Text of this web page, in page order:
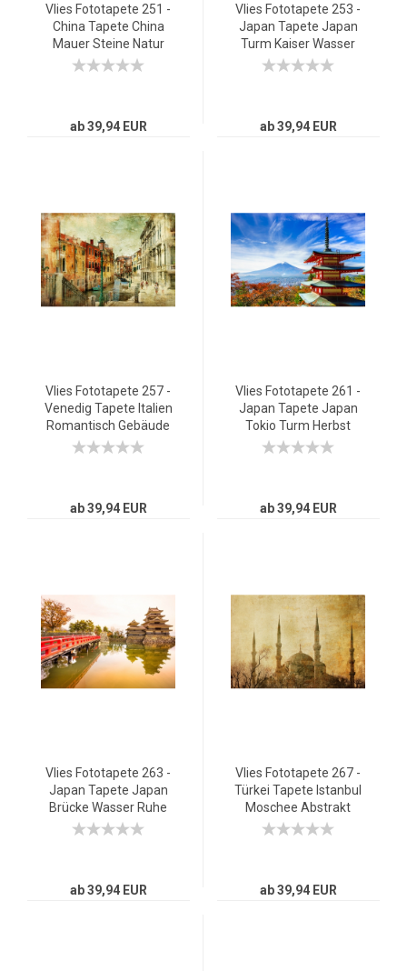
Vlies Fototapete 251 -
China Tapete China
Mauer Steine Natur
Ausblick grau
ab 39,94 EUR
Vlies Fototapete 253 -
Japan Tapete Japan
Turm Kaiser Wasser
Natur orange
ab 39,94 EUR
Vlies Fototapete 257 -
Venedig Tapete Italien
Romantisch Gebäude
braun
ab 39,94 EUR
Vlies Fototapete 261 -
Japan Tapete Japan
Tokio Turm Herbst
Himmel Ausblick braun
ab 39,94 EUR
Vlies Fototapete 263 -
Japan Tapete Japan
Brücke Wasser Ruhe
Romantisch lila
ab 39,94 EUR
Vlies Fototapete 267 -
Türkei Tapete Istanbul
Moschee Abstrakt
Beige ocker
ab 39,94 EUR